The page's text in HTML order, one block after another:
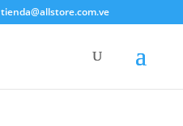
tienda@allstore.com.ve